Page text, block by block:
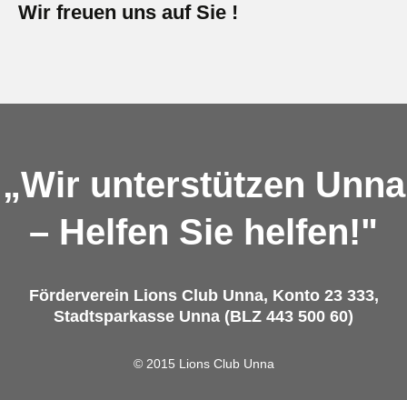
Wir freuen uns auf Sie !
„Wir unterstützen Unna
– Helfen Sie helfen!"
Förderverein Lions Club Unna, Konto 23 333,
Stadtsparkasse Unna (BLZ 443 500 60)
© 2015 Lions Club Unna